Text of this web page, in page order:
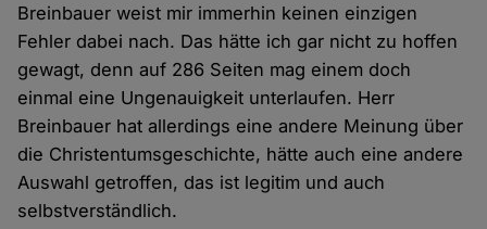
Breinbauer weist mir immerhin keinen einzigen
Fehler dabei nach. Das hätte ich gar nicht zu hoffen
gewagt, denn auf 286 Seiten mag einem doch
einmal eine Ungenauigkeit unterlaufen. Herr
Breinbauer hat allerdings eine andere Meinung über
die Christentumsgeschichte, hätte auch eine andere
Auswahl getroffen, das ist legitim und auch
selbstverständlich.